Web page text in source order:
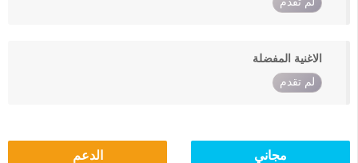
الاغنية المفضلة
لم تقدم
مجاني الدعم